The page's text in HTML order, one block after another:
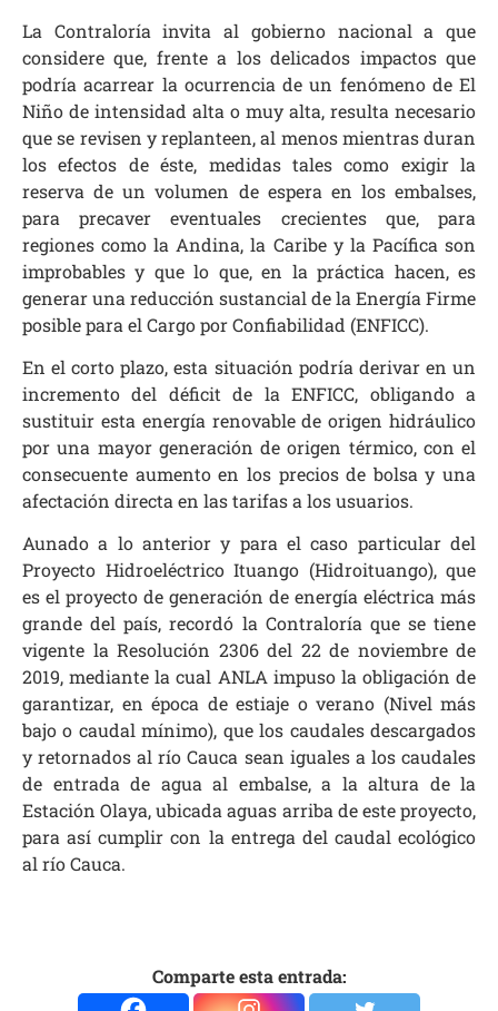
La Contraloría invita al gobierno nacional a que
considere que, frente a los delicados impactos que
podría acarrear la ocurrencia de un fenómeno de El
Niño de intensidad alta o muy alta, resulta necesario
que se revisen y replanteen, al menos mientras duran
los efectos de éste, medidas tales como exigir la
reserva de un volumen de espera en los embalses,
para precaver eventuales crecientes que, para
regiones como la Andina, la Caribe y la Pacífica son
improbables y que lo que, en la práctica hacen, es
generar una reducción sustancial de la Energía Firme
posible para el Cargo por Confiabilidad (ENFICC).
En el corto plazo, esta situación podría derivar en un
incremento del déficit de la ENFICC, obligando a
sustituir esta energía renovable de origen hidráulico
por una mayor generación de origen térmico, con el
consecuente aumento en los precios de bolsa y una
afectación directa en las tarifas a los usuarios.
Aunado a lo anterior y para el caso particular del
Proyecto Hidroeléctrico Ituango (Hidroituango), que
es el proyecto de generación de energía eléctrica más
grande del país, recordó la Contraloría que se tiene
vigente la Resolución 2306 del 22 de noviembre de
2019, mediante la cual ANLA impuso la obligación de
garantizar, en época de estiaje o verano (Nivel más
bajo o caudal mínimo), que los caudales descargados
y retornados al río Cauca sean iguales a los caudales
de entrada de agua al embalse, a la altura de la
Estación Olaya, ubicada aguas arriba de este proyecto,
para así cumplir con la entrega del caudal ecológico
al río Cauca.
Comparte esta entrada: